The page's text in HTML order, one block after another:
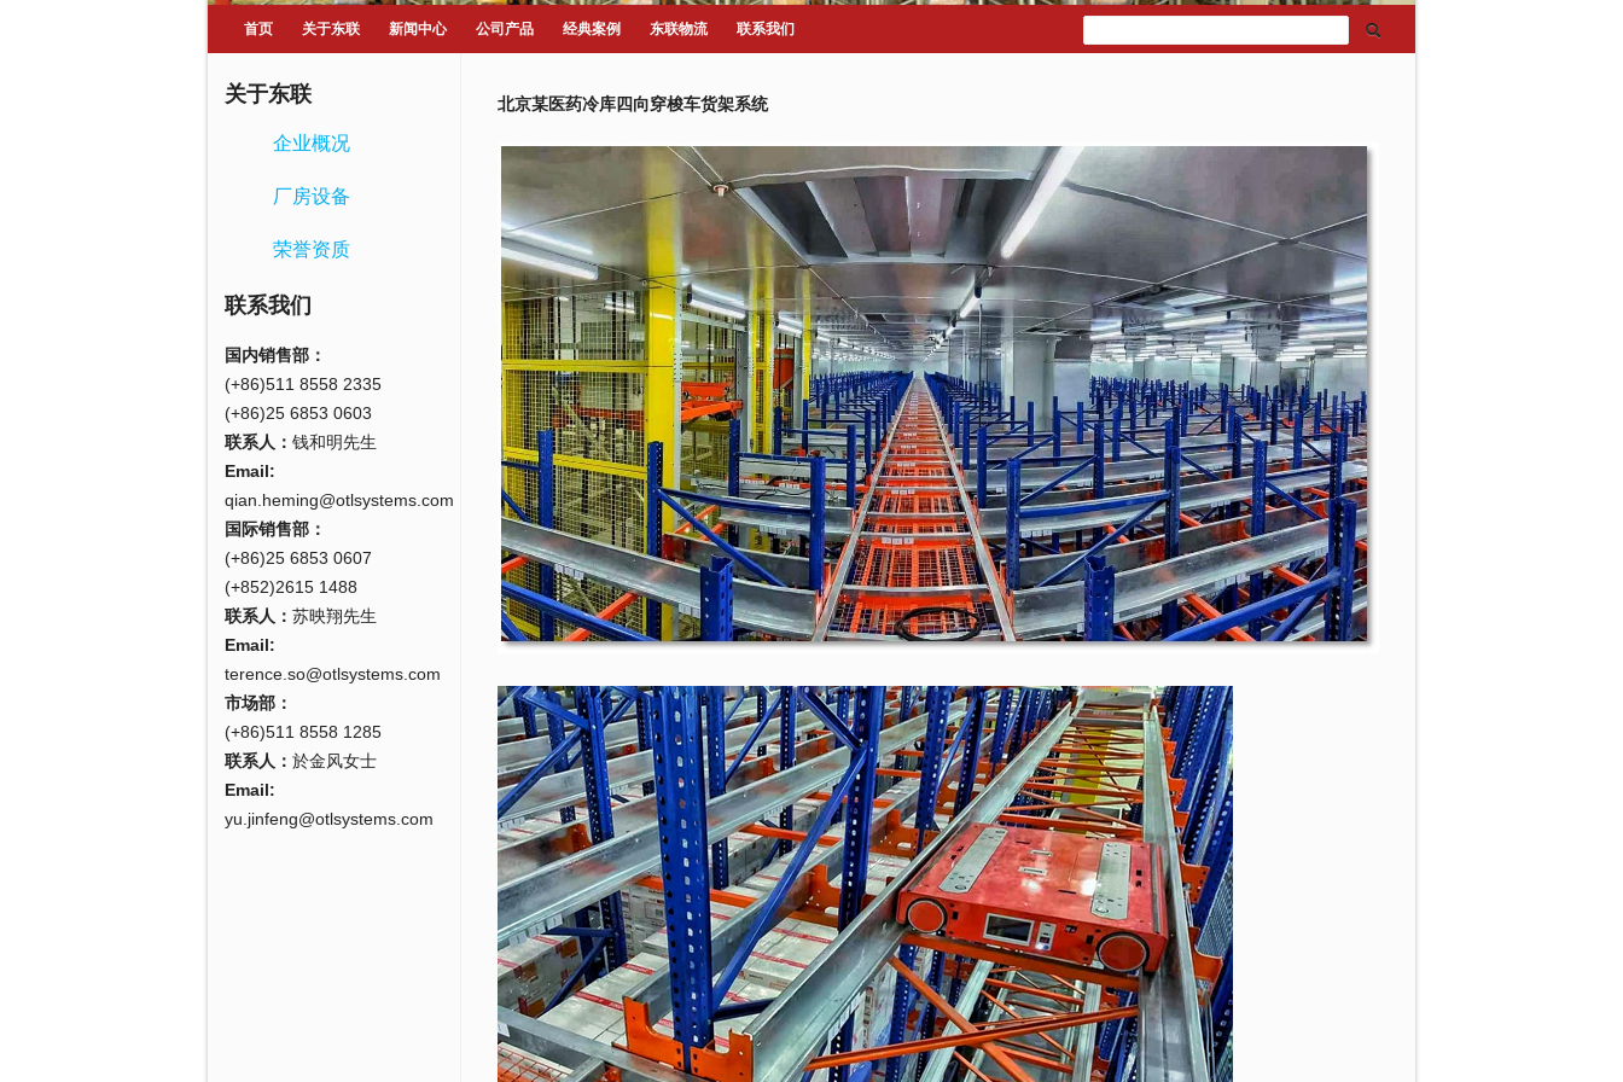
首页 关于东联 新闻中心 公司产品 经典案例 东联物流 联系我们
北京某医药冷库四向穿梭车货架系统
关于东联
企业概况
厂房设备
荣誉资质
联系我们
国内销售部：
(+86)511 8558 2335
(+86)25 6853 0603
联系人： 钱和明先生
Email:
qian.heming@otlsystems.com
国际销售部：
(+86)25 6853 0607
(+852)2615 1488
联系人： 苏映翔先生
Email:
terence.so@otlsystems.com
市场部：
(+86)511 8558 1285
联系人： 於金风女士
Email:
yu.jinfeng@otlsystems.com